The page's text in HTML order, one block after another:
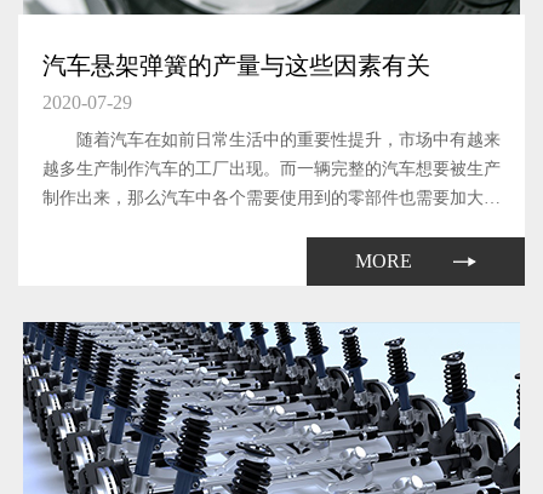
汽车悬架弹簧的产量与这些因素有关
2020-07-29
随着汽车在如前日常生活中的重要性提升，市场中有越来
越多生产制作汽车的工厂出现。而一辆完整的汽车想要被生产
制作出来，那么汽车中各个需要使用到的零部件也需要加大生
MORE